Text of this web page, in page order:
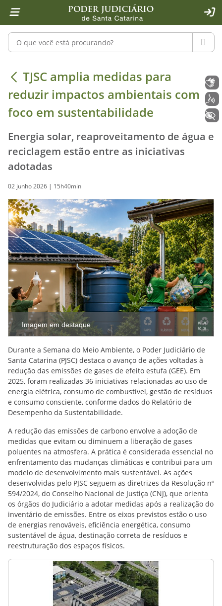
1 Ir para o conteúdo
2 Ir para a ferramenta de acessibilidade - Rybená
4 Ir para o menu principal
5 Ir para a pesquisa
6 Ir para o rodapé
7 Ir para a página inicial
Pesquisar no portal
TJSC amplia medidas para reduzir
TJSC amplia medidas para
reduzir impactos ambientais com
foco em sustentabilidade
Energia solar, reaproveitamento de água e
reciclagem estão entre as iniciativas
adotadas
02 junho 2026 | 15h40min
Imagem em destaque
Durante a Semana do Meio Ambiente, o Poder Judiciário de
Santa Catarina (PJSC) destaca o avanço de ações voltadas à
redução das emissões de gases de efeito estufa (GEE). Em
2025, foram realizadas 36 iniciativas relacionadas ao uso de
energia elétrica, consumo de combustível, gestão de resíduos
e consumo consciente, conforme dados do Relatório de
Desempenho da Sustentabilidade.
A redução das emissões de carbono envolve a adoção de
medidas que evitam ou diminuem a liberação de gases
poluentes na atmosfera. A prática é considerada essencial no
enfrentamento das mudanças climáticas e contribui para um
modelo de desenvolvimento mais sustentável. As ações
desenvolvidas pelo PJSC seguem as diretrizes da Resolução nº
594/2024, do Conselho Nacional de Justiça (CNJ), que orienta
os órgãos do Judiciário a adotar medidas após a realização do
inventário de emissões. Entre os eixos previstos estão o uso
de energias renováveis, eficiência energética, consumo
sustentável de água, destinação correta de resíduos e
reestruturação dos espaços físicos.
Libras
Voz
+ Acessibilidade